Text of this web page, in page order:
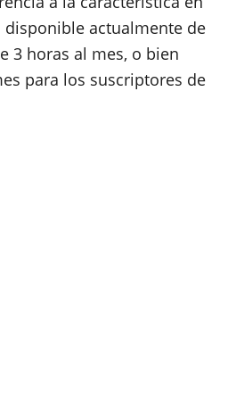
disponible actualmente de
3 horas al mes, o bien
para los suscriptores de